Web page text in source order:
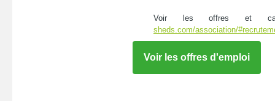
Voir les offres et
sheds.com/association/
Voir les offres d'emploi